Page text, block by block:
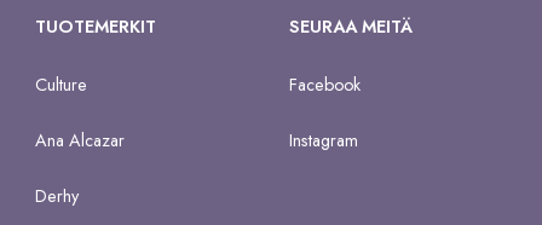
TUOTEMERKIT
Culture
Ana Alcazar
Derhy
SEURAA MEITÄ
Facebook
Instagram